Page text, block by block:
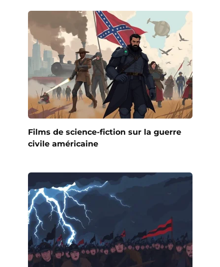
Films de science-fiction sur la guerre
civile américaine